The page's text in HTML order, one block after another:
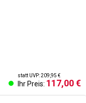
statt UVP: 209,95 €
Ihr Preis: 117,00 €